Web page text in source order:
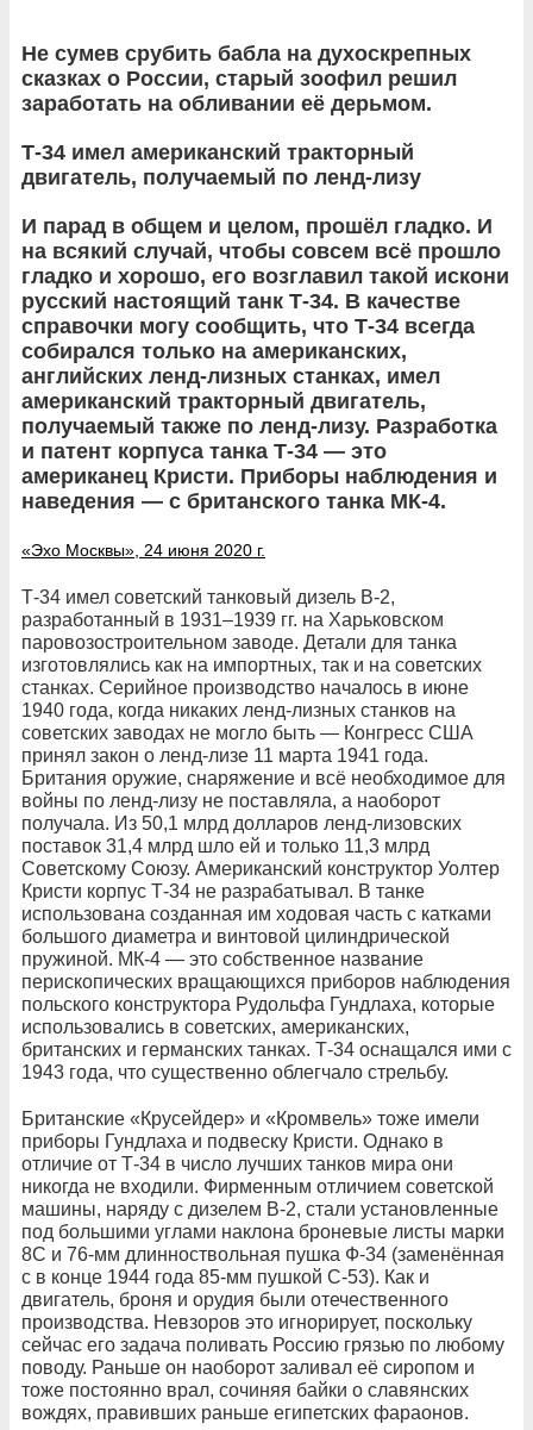
Не сумев срубить бабла на духоскрепных
сказках о России, старый зоофил решил
заработать на обливании её дерьмом.
Т-34 имел американский тракторный
двигатель, получаемый по ленд-лизу
И парад в общем и целом, прошёл гладко. И
на всякий случай, чтобы совсем всё прошло
гладко и хорошо, его возглавил такой искони
русский настоящий танк Т-34. В качестве
справочки могу сообщить, что Т-34 всегда
собирался только на американских,
английских ленд-лизных станках, имел
американский тракторный двигатель,
получаемый также по ленд-лизу. Разработка
и патент корпуса танка Т-34 — это
американец Кристи. Приборы наблюдения и
наведения — с британского танка МК-4.
«Эхо Москвы», 24 июня 2020 г.
Т-34 имел советский танковый дизель В-2,
разработанный в 1931–1939 гг. на Харьковском
паровозостроительном заводе. Детали для танка
изготовлялись как на импортных, так и на советских
станках. Серийное производство началось в июне
1940 года, когда никаких ленд-лизных станков на
советских заводах не могло быть — Конгресс США
принял закон о ленд-лизе 11 марта 1941 года.
Британия оружие, снаряжение и всё необходимое для
войны по ленд-лизу не поставляла, а наоборот
получала. Из 50,1 млрд долларов ленд-лизовских
поставок 31,4 млрд шло ей и только 11,3 млрд
Советскому Союзу. Американский конструктор Уолтер
Кристи корпус Т-34 не разрабатывал. В танке
использована созданная им ходовая часть с катками
большого диаметра и винтовой цилиндрической
пружиной. МК-4 — это собственное название
перископических вращающихся приборов наблюдения
польского конструктора Рудольфа Гундлаха, которые
использовались в советских, американских,
британских и германских танках. Т-34 оснащался ими с
1943 года, что существенно облегчало стрельбу.
Британские «Крусейдер» и «Кромвель» тоже имели
приборы Гундлаха и подвеску Кристи. Однако в
отличие от Т-34 в число лучших танков мира они
никогда не входили. Фирменным отличием советской
машины, наряду с дизелем В-2, стали установленные
под большими углами наклона броневые листы марки
8С и 76-мм длинноствольная пушка Ф-34 (заменённая
с в конце 1944 года 85-мм пушкой С-53). Как и
двигатель, броня и орудия были отечественного
производства. Невзоров это игнорирует, поскольку
сейчас его задача поливать Россию грязью по любому
поводу. Раньше он наоборот заливал её сиропом и
тоже постоянно врал, сочиняя байки о славянских
вождях, правивших раньше египетских фараонов.